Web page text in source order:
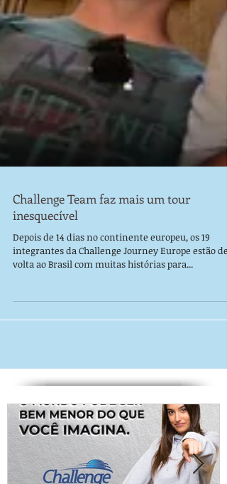
Challenge Team faz mais um tour
inesquecível
Depois de 14 dias no continente europeu, os 19
volta ao Brasil com muitas histórias para...